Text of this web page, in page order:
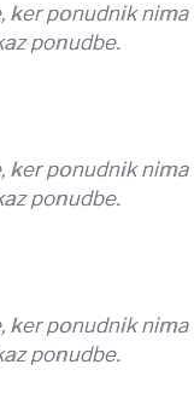
ker ponudnik nima
ponudbe.
ker ponudnik nima
ponudbe.
ker ponudnik nima
ponudbe.